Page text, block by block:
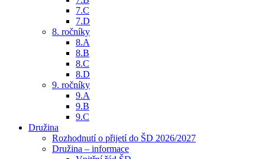
7.C
7.D
8. ročníky
8.A
8.B
8.C
8.D
9. ročníky
9.A
9.B
9.C
Družina
Rozhodnutí o přijetí do ŠD 2026/2027
Družina – informace